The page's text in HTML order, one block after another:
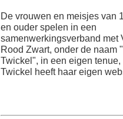
De vrouwen en meisjes van
en ouder spelen in een
samenwerkingsverband met
Rood Zwart, onder de naam
Twickel", in een eigen
Twickel heeft haar eigen